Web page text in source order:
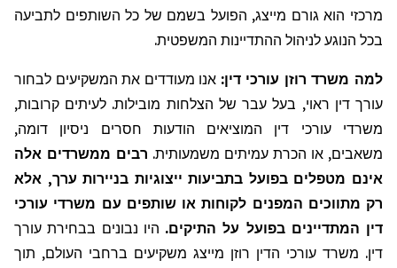
מרכזי הוא גורם מייצג, הפועל בשמם של כל השותפים לתביעה
בכל הנוגע לניהול ההתדיינות המשפטית.
למה משרד רוזן עורכי דין: אנו מעודדים את המשקיעים לבחור
עורך דין ראוי, בעל עבר של הצלחות מובילות. לעיתים קרובות,
משרדי עורכי דין המוציאים הודעות חסרים ניסיון דומה,
משאבים, או הכרת עמיתים משמעותית. רבים ממשרדים אלה
אינם מטפלים בפועל בתביעות ייצוגיות בניירות ערך, אלא
רק מתווכים המפנים לקוחות או שותפים עם משרדי עורכי
דין המתדיינים בפועל על התיקים. היו נבונים בבחירת עורך
דין. משרד עורכי הדין רוזן מייצג משקיעים ברחבי העולם, תוך